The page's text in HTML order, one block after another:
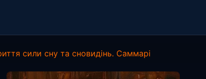
сили сну та сновидінь. Саммарі